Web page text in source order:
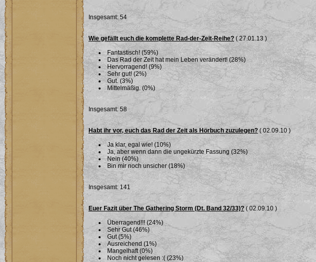
Insgesamt: 54
Wie gefällt euch die komplette Rad-der-Zeit-Reihe? ( 27.01.13 )
Fantastisch! (59%)
Das Rad der Zeit hat mein Leben verändert! (28%)
Hervorragend! (9%)
Sehr gut! (2%)
Gut. (3%)
Mittelmäßig. (0%)
Insgesamt: 58
Habt ihr vor, euch das Rad der Zeit als Hörbuch zuzulegen? ( 02.09.10 )
Ja klar, egal wie! (10%)
Ja, aber wenn dann die ungekürzte Fassung (32%)
Nein (40%)
Bin mir noch unsicher (18%)
Insgesamt: 141
Euer Fazit über The Gathering Storm (Dt. Band 32/33)? ( 02.09.10 )
Überragend!!! (24%)
Sehr Gut (46%)
Gut (5%)
Ausreichend (1%)
Mangelhaft (0%)
Noch nicht gelesen :( (23%)